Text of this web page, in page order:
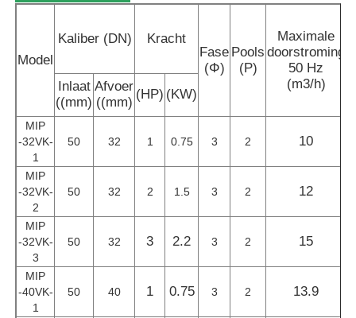
Pneumatische diafragmapomp
Meting dosering pomp
Rioleringspomp met duikvermogen
industriële centrifugaalventilator
Model
Kaliber (DN)
Kracht
Fase
(Φ)
Pools
(P)
Maximale
doorstroming
50 Hz
(m3/h)
Inlaat
((mm)
Afvoer
((mm)
(HP) (KW)
MIP
-32VK-
1
50 32 1 0.75 3 2 10
MIP
-32VK-
2
50 32 2 1.5 3 2 12
MIP
-32VK-
3
50 32 3 2.2 3 2 15
MIP
-40VK-
1
50 40 1 0.75 3 2 13.9